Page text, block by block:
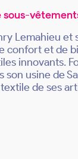
sous-
Lemahieu et
confort et de
innovants.
son usine de
de ses